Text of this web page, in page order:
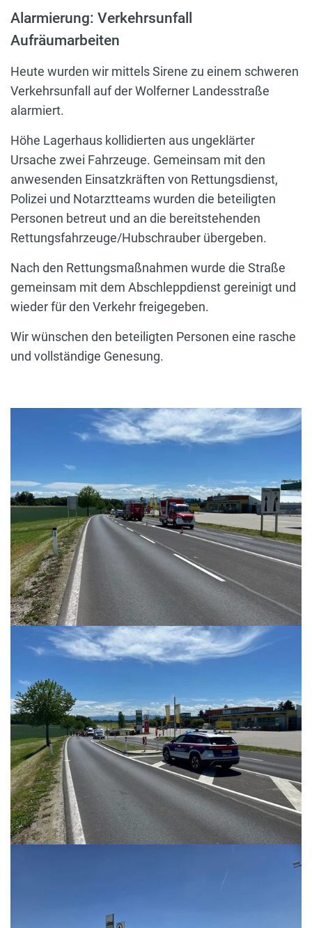
Alarmierung: Verkehrsunfall
Aufräumarbeiten
Heute wurden wir mittels Sirene zu einem schweren
Verkehrsunfall auf der Wolferner Landesstraße
alarmiert.
Höhe Lagerhaus kollidierten aus ungeklärter
Ursache zwei Fahrzeuge. Gemeinsam mit den
anwesenden Einsatzkräften von Rettungsdienst,
Polizei und Notarztteams wurden die beteiligten
Personen betreut und an die bereitstehenden
Rettungsfahrzeuge/Hubschrauber übergeben.
Nach den Rettungsmaßnahmen wurde die Straße
gemeinsam mit dem Abschleppdienst gereinigt und
wieder für den Verkehr freigegeben.
Wir wünschen den beteiligten Personen eine rasche
und vollständige Genesung.